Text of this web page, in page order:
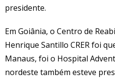
presidente.
Em Goiânia, o Centro de
Henrique Santillo CRER foi
Manaus, foi o Hospital
nordeste também esteve